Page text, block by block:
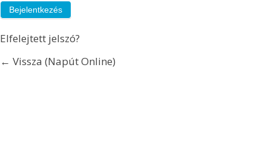
Elfelejtett jelszó?
← Vissza (Napút Online)